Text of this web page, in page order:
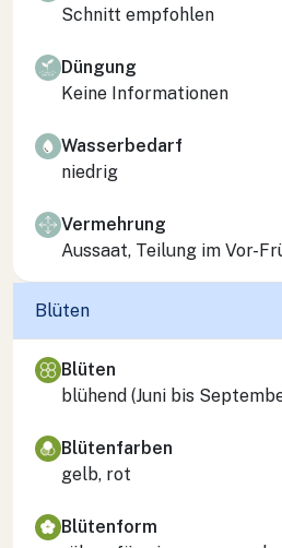
Schnitt empfohlen
Düngung
Keine Informationen
Wasserbedarf
niedrig
Vermehrung
Aussaat, Teilung im Vor-
Blüten
Blüten
blühend (Juni bis
Blütenfarben
gelb, rot
Blütenform